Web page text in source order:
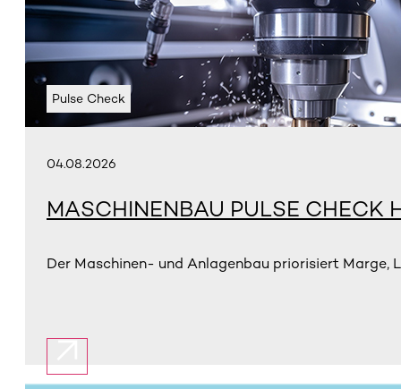
Pulse Check
04.08.2026
MASCHINENBAU PULSE CHECK
Der Maschinen- und Anlagenbau priorisiert Marge,